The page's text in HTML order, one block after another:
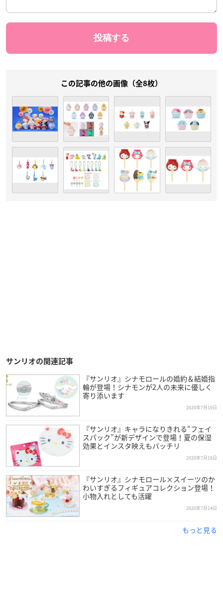
この記事の他の画像（全8枚）
サンリオの関連記事
『サンリオ』シナモロールの婚約＆結婚指
輪が登場！シナモンが2人の未来に優しく
寄り添います
2020年7月19日
『サンリオ』キャラになりきれる“フェイ
スパック”が新デザインで登場！夏の保湿
効果とインスタ映えもバッチリ
2020年7月16日
『サンリオ』シナモロール×スイーツのか
わいすぎるフィギュアコレクション登場！
小物入れとしても活躍
2020年7月14日
もっと見る